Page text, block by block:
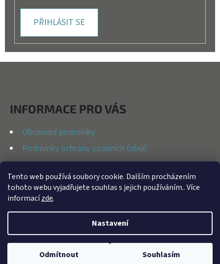
Tento web používá soubory cookie. Dalším procházením
tohoto webu vyjadřujete souhlas s jejich používáním.. Více
informacízde.
Nastavení
Odmítnout Souhlasím
PŘIHLÁSIT SE
INFORMACE PRO VÁS
Obchodní podmínky
Podmínky ochrany osobních údajů
Možnosti dopravy
Reklamační řád
Kontakty
Vytvořil Shoptet